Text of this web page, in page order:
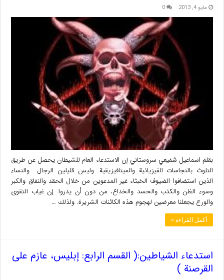
مايو 4, 2013 0
بقلم اسماعيل شفيعي سروستاني إن الاستدعاء العام للشيطان يحصل عن طريق
التلوث بالنجاسات الفيزيائية والميتافيزيقية. وليس قليلين الرجال والنساء
الذين استضافوا الضيوف الخبثاء غير المدعوين من خلال الحقد والنفاق والكبر
وسوء الظن والكذب والحسد والخداع، من دون أن يدروا. إن غياب التقوى
والورع يجعلنا معرضين لهجوم هذه الكائنات الشريرة. ولذلك …
أكمل القراءة »
استدعاء الشياطين:( القسم الرابع: إبليس، عازم على
القرصنة )